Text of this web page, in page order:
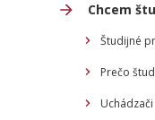
Chcem
Študijné
Prečo